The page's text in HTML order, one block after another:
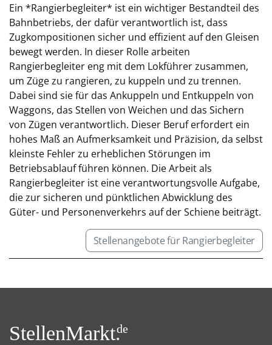
Ein *Rangierbegleiter* ist ein wichtiger Bestandteil des
Bahnbetriebs, der dafür verantwortlich ist, dass
Zugkompositionen sicher und effizient auf den Gleisen
bewegt werden. In dieser Rolle arbeiten
Rangierbegleiter eng mit dem Lokführer zusammen,
um Züge zu rangieren, zu kuppeln und zu trennen.
Dabei sind sie für das Ankuppeln und Entkuppeln von
Waggons, das Stellen von Weichen und das Sichern
von Zügen verantwortlich. Dieser Beruf erfordert ein
hohes Maß an Aufmerksamkeit und Präzision, da selbst
kleinste Fehler zu erheblichen Störungen im
Betriebsablauf führen können. Die Arbeit als
Rangierbegleiter ist eine verantwortungsvolle Aufgabe,
die zur sicheren und pünktlichen Abwicklung des
Güter- und Personenverkehrs auf der Schiene beiträgt.
Stellenangebote für Rangierbegleiter
StellenMarkt.de